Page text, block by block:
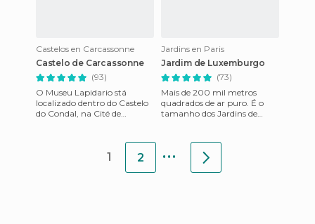
Castelos en Carcassonne
Castelo de Carcassonne
(93)
O Museu Lapidario stá
localizado dentro do Castelo
do Condal, na Cité de
Jardins en Paris
Jardim de Luxemburgo
(73)
Mais de 200 mil metros
quadrados de ar puro. É o
tamanho dos Jardins de
Além da enorme
1 2 ...